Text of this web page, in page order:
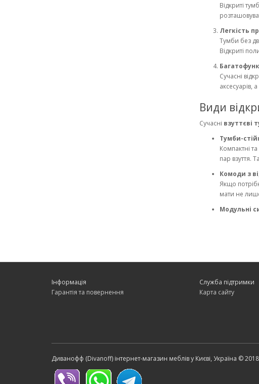
Відкриті
Легкість
Тумби без
Відкриті
Сучасні
аксесуарів,
Види
Сучасні взуттєві
Тумби-
Компактні
пар взуття.
Комоди з
Якщо
мати не
Модульні
взуття та
Розмір та
Виміряйте
компактні
Стиль та
Відкрита
Інформація
Гарантія та повернення
Служба підтримки
Карта сайту
Диванофф (Divanoff) інтернет-магазин меблів у Києві, Україна © 2018